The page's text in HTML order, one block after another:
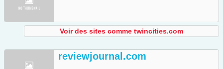
Voir des sites comme twincities.com
reviewjournal.com